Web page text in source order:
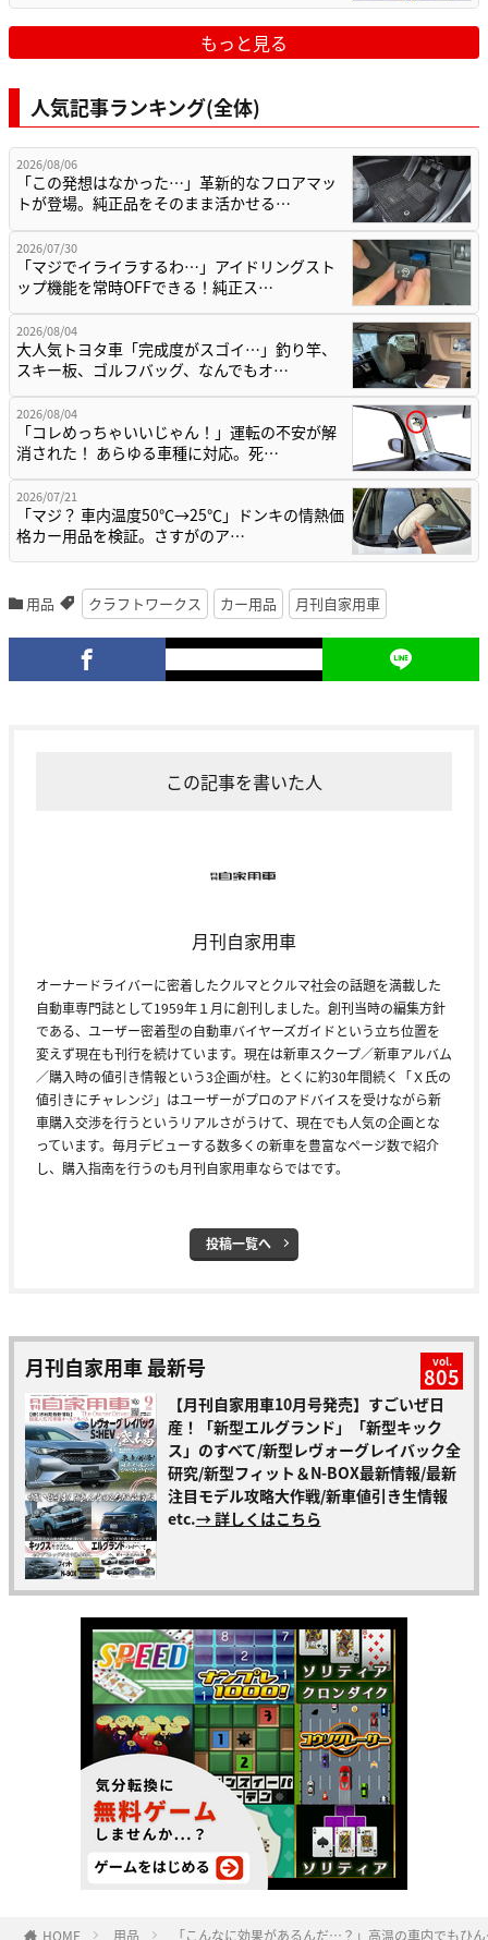
もっと見る
人気記事ランキング(全体)
2026/08/06
「この発想はなかった…」革新的なフロアマッ
トが登場。純正品をそのまま活かせる…
2026/07/30
「マジでイライラするわ…」アイドリングスト
ップ機能を常時OFFできる！純正ス…
2026/08/04
大人気トヨタ車「完成度がスゴイ…」釣り竿、
スキー板、ゴルフバッグ、なんでもオ…
2026/08/04
「コレめっちゃいいじゃん！」運転の不安が解
消された！ あらゆる車種に対応。死…
2026/07/21
「マジ？ 車内温度50℃→25℃」ドンキの情熱価
格カー用品を検証。さすがのア…
用品 クラフトワークス カー用品 月刊自家用車
この記事を書いた人
月刊自家用車
オーナードライバーに密着したクルマとクルマ社会の話題を満載した
自動車専門誌として1959年１月に創刊しました。創刊当時の編集方針
である、ユーザー密着型の自動車バイヤーズガイドという立ち位置を
変えず現在も刊行を続けています。現在は新車スクープ／新車アルバム
／購入時の値引き情報という3企画が柱。とくに約30年間続く「Ｘ氏の
値引きにチャレンジ」はユーザーがプロのアドバイスを受けながら新
車購入交渉を行うというリアルさがうけて、現在でも人気の企画とな
っています。毎月デビューする数多くの新車を豊富なページ数で紹介
し、購入指南を行うのも月刊自家用車ならではです。
投稿一覧へ
月刊自家用車 最新号 vol.
805
【月刊自家用車10月号発売】すごいぜ日
産！「新型エルグランド」「新型キック
ス」のすべて/新型レヴォーグレイバック全
研究/新型フィット＆N-BOX最新情報/最新
注目モデル攻略大作戦/新車値引き生情報
etc.→ 詳しくはこちら
HOME 用品 「こんなに効果があるんだ…？」高温の車内でもひ